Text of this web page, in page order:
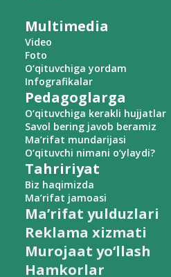
Multimedia
Video
Foto
O‘qituvchiga yordam
Infografikalar
Pedagoglarga
O‘qituvchiga kerakli hujjatlar
Savol bering javob beramiz
Ma’rifat mundarijasi
O‘qituvchi nimani o‘ylaydi?
Tahririyat
Biz haqimizda
Ma’rifat jamoasi
Ma’rifat yulduzlari
Reklama xizmati
Murojaat yo‘llash
Hamkorlar